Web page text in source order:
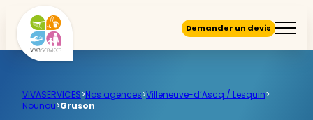
Demander un devis
VIVASERVICES>Nos agences>Villeneuve-d’Ascq / Lesquin>
Nounou>Gruson